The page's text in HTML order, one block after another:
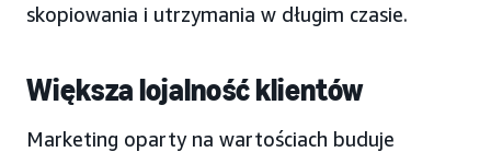
skopiowania i utrzymania w długim czasie.
Większa lojalność klientów
Marketing oparty na wartościach buduje